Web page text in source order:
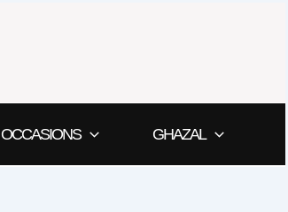
OCCASIONS GHAZAL